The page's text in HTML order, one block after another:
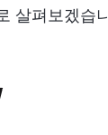
살펴보겠습